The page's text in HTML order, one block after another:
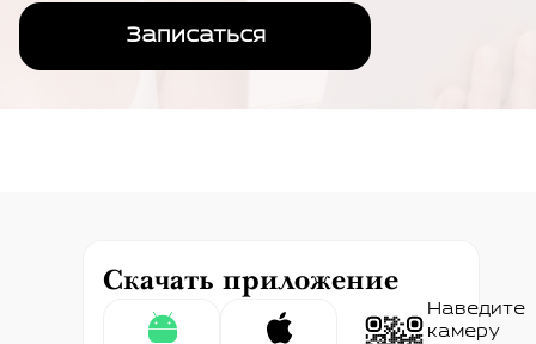
Записаться
Скачать приложение
Наведите
камеру